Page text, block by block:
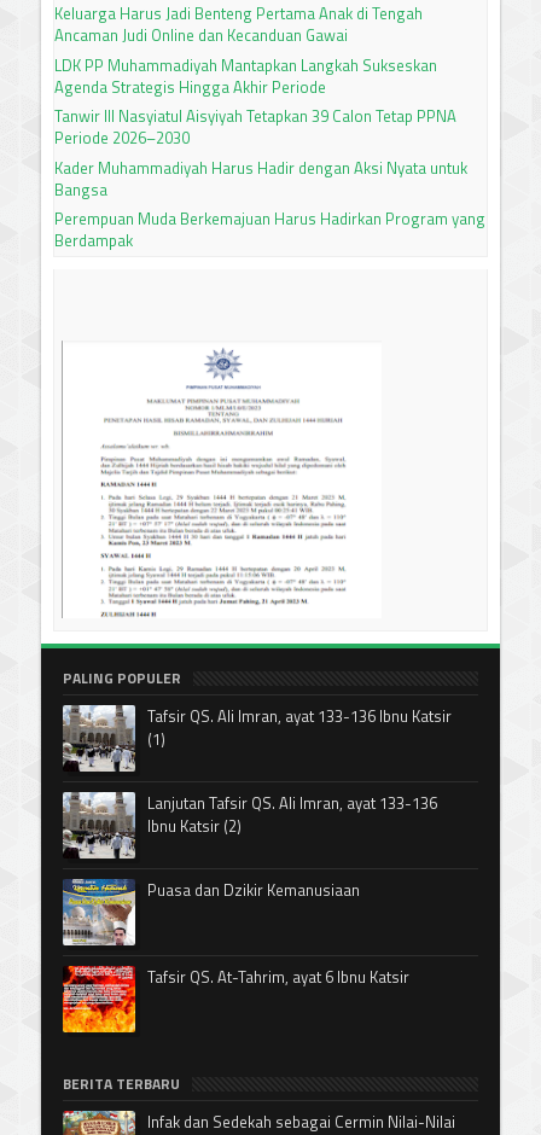
Keluarga Harus Jadi Benteng Pertama Anak di Tengah
Ancaman Judi Online dan Kecanduan Gawai
LDK PP Muhammadiyah Mantapkan Langkah Sukseskan
Agenda Strategis Hingga Akhir Periode
Tanwir III Nasyiatul Aisyiyah Tetapkan 39 Calon Tetap PPNA
Periode 2026–2030
Kader Muhammadiyah Harus Hadir dengan Aksi Nyata untuk
Bangsa
Perempuan Muda Berkemajuan Harus Hadirkan Program yang
Berdampak
PALING POPULER
Tafsir QS. Ali Imran, ayat 133-136 Ibnu Katsir
(1)
Lanjutan Tafsir QS. Ali Imran, ayat 133-136
Ibnu Katsir (2)
Puasa dan Dzikir Kemanusiaan
Tafsir QS. At-Tahrim, ayat 6 Ibnu Katsir
BERITA TERBARU
Infak dan Sedekah sebagai Cermin Nilai-Nilai